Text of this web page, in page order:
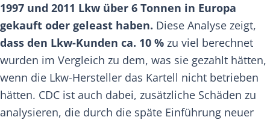
1997 und 2011 Lkw über 6 Tonnen in Europa
gekauft oder geleast haben. Diese Analyse zeigt,
dass den Lkw-Kunden ca. 10 % zu viel berechnet
wurden im Vergleich zu dem, was sie gezahlt hätten,
wenn die Lkw-Hersteller das Kartell nicht betrieben
hätten. CDC ist auch dabei, zusätzliche Schäden zu
analysieren, die durch die späte Einführung neuer